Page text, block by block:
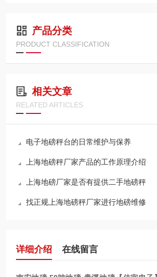
产品分类
PRODUCT CLASSIFICATION
相关文章
RELATED ARTICLES
电子地磅秤台的日常维护与保养
上海地磅秤厂家产品的工作原理介绍
上海地磅厂家是否有提供二手地磅秤
找正规上海地磅秤厂家进行地磅维修
详细介绍 在线留言